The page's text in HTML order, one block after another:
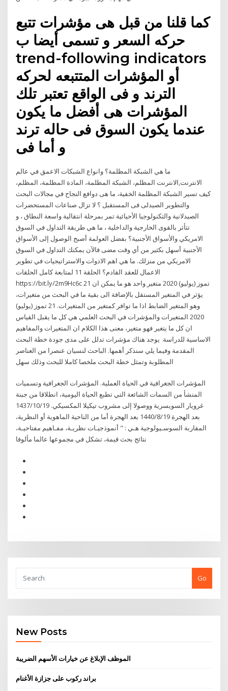
كما قلنا من قبل هى مؤشرات تتبع
حركه السعر و تسمى أيضا ب
trend-following indicators
أو المؤشرات المتتبعه لحركه
الترند و فى الواقع تعتبر تلك
المؤشرات هى أفضل ما يكون
عندما يكون السوق فى حاله ترند
و أما فى
ما هي الشبكة المظلمة؟ وانواع الشبكات الاعمق في عالم
الانترنت,الانترنت المظلم، الشبكة المظلمة، المادة المظلمة، المظلم،
كيف تسير الشبكة المظلمة الخفية، ما هى دوافع النجاح في مجالات البحث
والتطوير الصيدلى فى المستقبل ؟ لا تزال صناعات المستحضرات
الصيدلانية والتكنولوجيا الأحيائية تمر بمرحلة انتقالية واسعة النطاق ، و
تتأثر بالقوى الخارجية والداخلية ، ما هي طريقة التداول في السوق
الامريكي والأسواق الأجنبية؟ بفضل العولمة أصبح الوصول إلى الأسواق
الأجنبية أسهل بكثير من أي وقت مضى فالآن يمكنك التداول في السوق
الامريكي من منزلك. ما هي اهم الادوات والاستراتيجيات في تطوير
الاعمال للعقد القادم؟ الحلقة 11 لمتابعة كامل الحلقات
https://bit.ly/2m9Hc6c 21 تموز (يوليو) 2020 متغير واحد هو ما يمكن ان
يؤثر في المتغير المستقل بالإضافة الى بقية ما في البحث من متغيرات،
وهو المتغير الضابط اذا ما توافر كمتغير من المتغيرات. 21 تموز (يوليو)
2020 المتغيرات والمؤشرات في البحث العلمي هي كل ما يقبل القياس
ان كل ما يتغير فهو متغير، معنى هذا الكلام ان المتغيرات والمفاهيم
الاساسية للدراسة يوجد هناك مؤشرات تدلل على مدى جودة خطة البحث
المقدمة وفيما يلي سنذكر أهمها. الباحث لنسيان عنصرا من العناصر
المؤشرات الجغرافية في الحياة العملية. المؤشرات الجغرافية وتسميات
المنشأ من السمات الشائعة التي تطبع الحياة اليومية، انطلاقا من جبنة
غرويار السويسرية ووصولا إلى مشروب تيكيلا المكسيكي. 19‏‏/10‏‏/1437
بعد الهجرة 19‏‏/8‏‏/1440 بعد الهجرة أما من الناحية الماهوية أو النظرية،
المقاربة السوسـيولوجية هـي : " أنموذجيـات نظريـة، مفـاهيم مفتاحيـة،
نتائج بحث قيمة، تشكل في مجموعها عالما مألوفا
Go
New Posts
الموظف الإبلاغ عن خيارات الأسهم الضريبة
براند ركوب على جزازة الأغنام